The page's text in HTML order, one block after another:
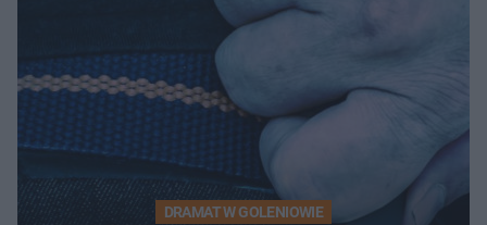
DRAMAT W GOLENIOWIE